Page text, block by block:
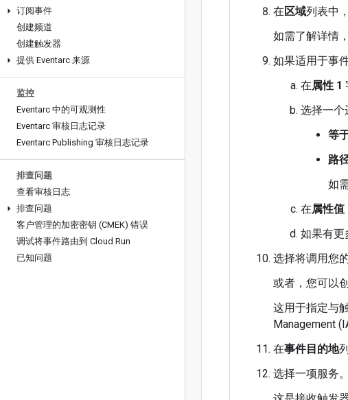
订阅事件
创建频道
创建触发器
提供 Eventarc 来源
监控
Eventarc 中的可观测性
Eventarc 审核日志记录
Eventarc Publishing 审核日志记录
排查问题
查看审核日志
排查问题
客户管理的加密密钥 (CMEK) 错误
调试将事件路由到 Cloud Run
已知问题
在区域列表中
如需了解详情
如果适用于事
在属性 1
选择一个
等
路
如
在属性值
如果有更
选择将调用您
或者，您可以
这用于指定与
Management
在事件目的地
选择一项服务。